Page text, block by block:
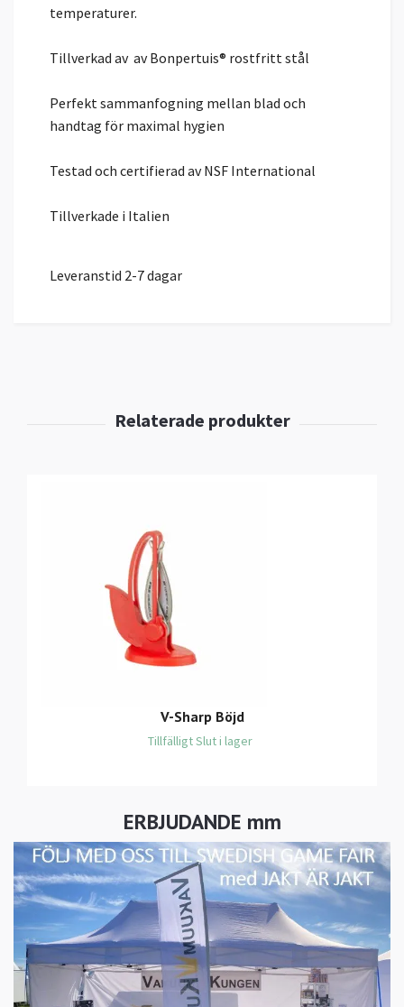
ERBJUDANDE mm
temperaturer.
Tillverkad av av Bonpertuis® rostfritt stål
Perfekt sammanfogning mellan blad och
handtag för maximal hygien
Testad och certifierad av NSF International
Tillverkade i Italien
Leveranstid 2-7 dagar
V-Sharp Böjd
Tillfälligt Slut i lager